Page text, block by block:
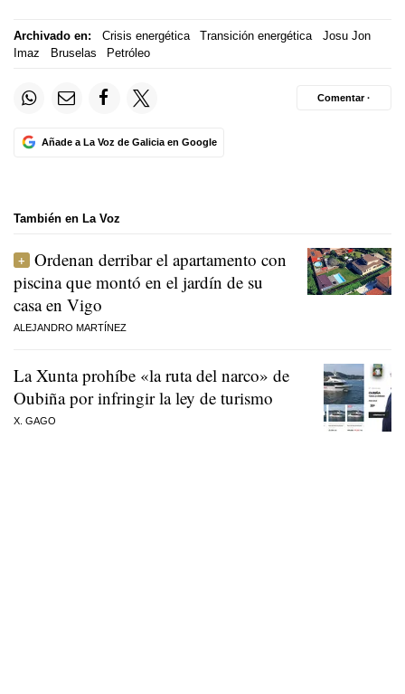
Archivado en: Crisis energética Transición energética
Josu Jon
Imaz
Bruselas Petróleo
Añade a La Voz de Galicia en Google
Comentar ·
También en La Voz
Ordenan derribar el apartamento con
piscina que montó en el jardín de su
casa en Vigo
ALEJANDRO MARTÍNEZ
La Xunta prohíbe «la ruta del narco» de
Oubiña por infringir la ley de turismo
X. GAGO